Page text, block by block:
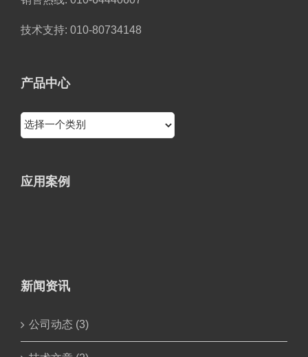
技术支持: 010-80734148
产品中心
应用案例
新闻资讯
公司动态 (3)